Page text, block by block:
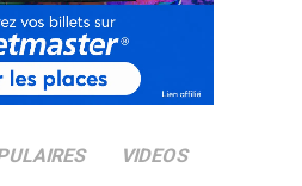
VIDEOS